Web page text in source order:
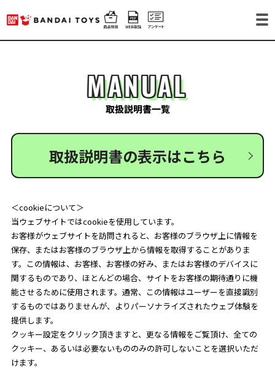
MANUAL
取扱説明書一覧
取扱説明書の表示はこちら
＜cookieについて＞
当ウェブサイトではcookieを使用しています。
お客様がウェブサイトを訪問されると、お客様のブラウザ上に情報を
保存、またはお客様のブラウザ上から情報を取得することがありま
す。この情報は、お客様、お客様の好み、またはお客様のデバイスに
関するものであり、ほとんどの場合、サイトをお客様の期待通りに機
能させるために使用されます。通常、この情報はユーザーを直接識別
するものではありませんが、よりパーソナライズされたウェブ体験を
提供します。
クッキー設定をクリック頂きますと、更なる情報をご覧頂け、全ての
クッキー、あるいは必要ないもののみの許可しないことを選択いただ
けます。